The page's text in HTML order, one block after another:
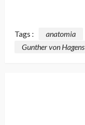
Tags : anatomia
Gunther von Hagens